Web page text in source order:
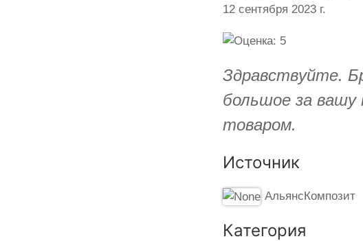
12 сентября 2023 г.
Здравствуйте.
большое за вашу
товаром.
Источник
АльянсКомпозит
Категория